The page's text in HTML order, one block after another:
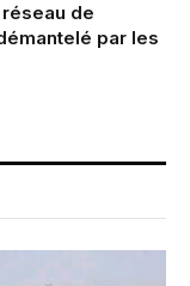
de
par les